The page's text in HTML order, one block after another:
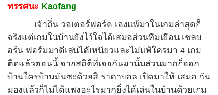
ทรรศนะ Kaofang
เจ้าถิ่น วอเตอร์ฟอร์ด เองแพ้มาในเกมล่าสุดก็
จริงแต่เกมในบ้านยังไว้ใจได้เสมอส่วนทีมเยือน เชลบ
อร์น ฟอร์มมาดีเล่นได้เหนียวและไม่แพ้ใครมา 4 เกม
ติดแล้วตอนนี้ จากสถิติที่เจอกันมานั้นส่วนมากก็ออก
บ้านใครบ้านมันซะด้วยสิ ราคาบอล เปิดมาให้ เสมอ กัน
มองแล้วก็ไม่ได้แพงอะไรมากยิ่งได้เล่นในบ้านด้วยเกม